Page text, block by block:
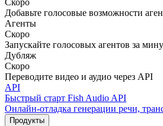
Скоро
Добавьте голосовые возможности
Агенты
Скоро
Запускайте голосовых агентов за
Дубляж
Скоро
Переводите видео и аудио через API
API
Быстрый старт Fish Audio API
Онлайн-отладка генерации речи,
Продукты